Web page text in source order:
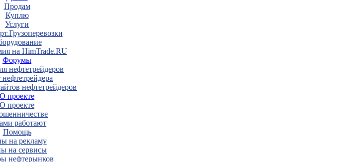
Продам
Куплю
Услуги
на HimTrade.RU
Форумы
нефтетрейдеров
нефтетрейдеров
О проекте
О проекте
работают
Помощь
на рекламу
на сервисы
нефтерынков